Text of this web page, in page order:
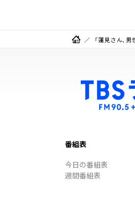
「蓮見さん、
番組表
今日の番組表
週間番組表